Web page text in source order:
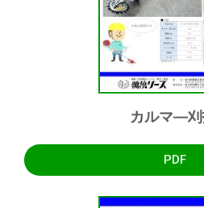
カルマ―
PDF